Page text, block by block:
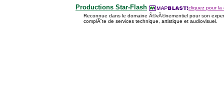
Productions Star-Flash
cliquez pour la
Reconnue dans le domaine Ã©vÃ©nementiel pour son
complÃ¨te de services technique, artistique et audiovisuel.